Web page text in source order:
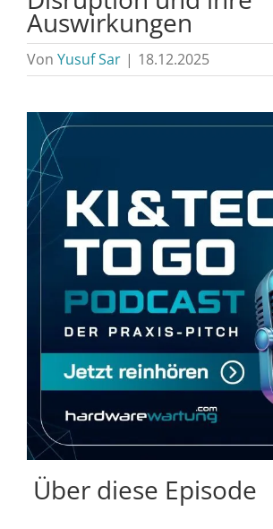
Auswirkungen
Von Yusuf Sar | 18.12.2025
️ Über diese Episode